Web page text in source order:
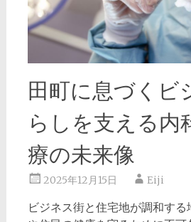
田町に息づくビ
らしを支える内
療の未来像
2025年12月15日 Eiji
ビジネス街と住宅地が調和する